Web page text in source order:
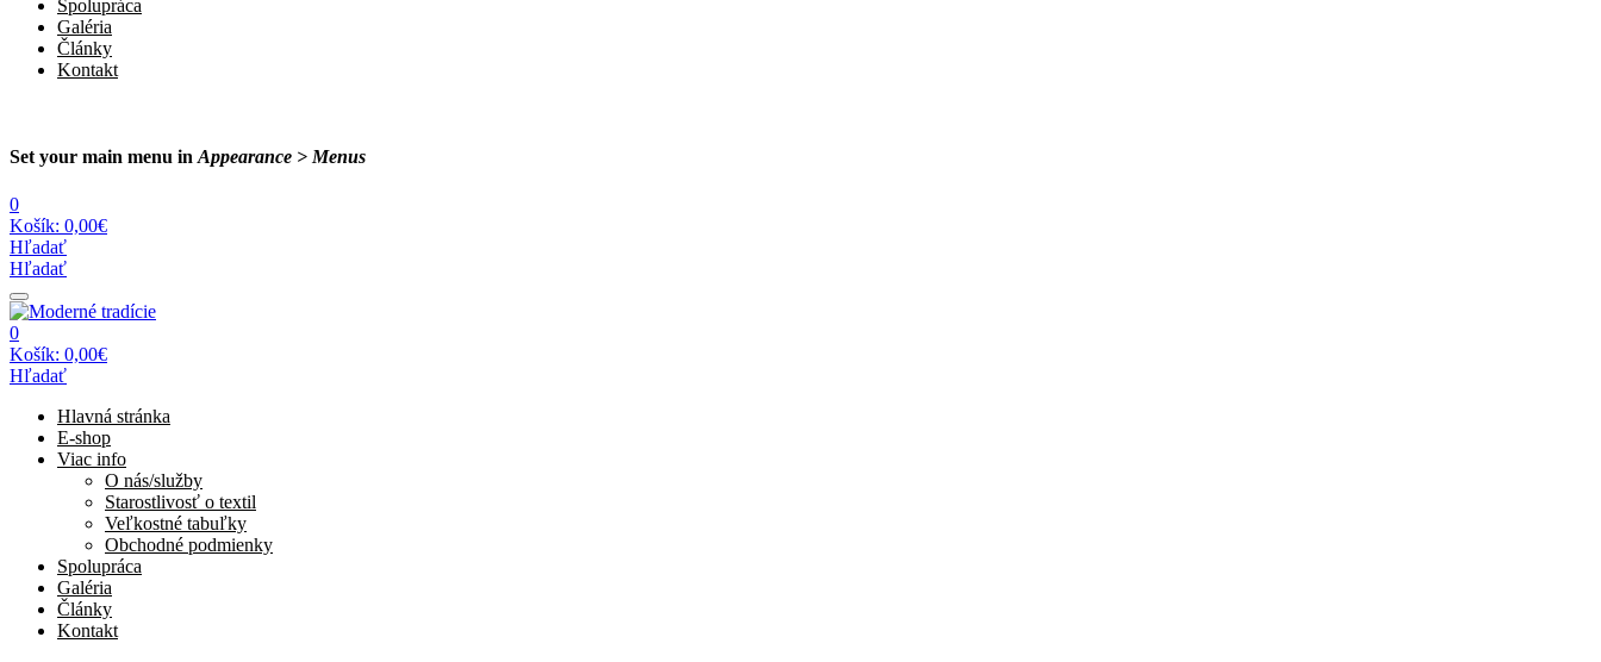
Spolupráca
Galéria
Články
Kontakt
Set your main menu in Appearance > Menus
0
Košík: 0,00€
Hľadať
Hľadať
0
Košík: 0,00€
Hľadať
Hlavná stránka
E-shop
Viac info
O nás/služby
Starostlivosť o textil
Veľkostné tabuľky
Obchodné podmienky
Spolupráca
Galéria
Články
Kontakt